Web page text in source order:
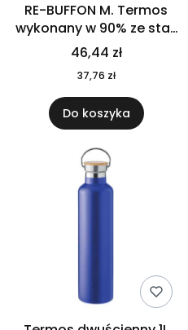
RE-BUFFON M. Termos
wykonany w 90% ze stali
nierdzewnej
pochodzącej z
recyklingu 520 ml 94294
46,44 zł
37,76 zł
Do koszyka